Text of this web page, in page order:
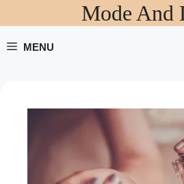
au
contenu
Mode And
MENU